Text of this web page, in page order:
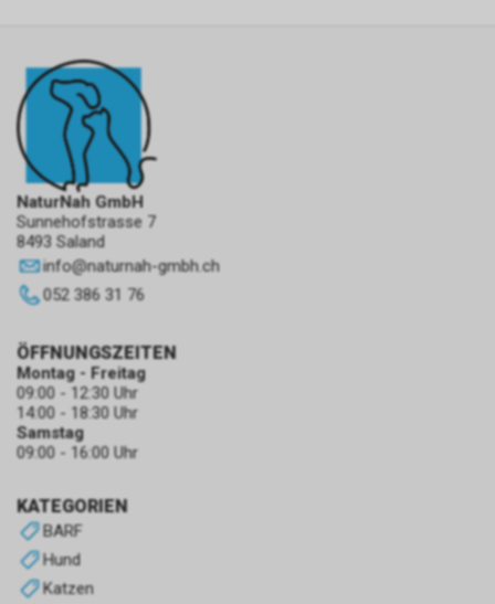
NaturNah GmbH
Sunnehofstrasse 7
8493 Saland
info@naturnah-gmbh.ch
052 386 31 76
KATEGORIEN
BARF
Hund
Katzen
ÖFFNUNGSZEITEN
Montag - Freitag
09:00 - 12:30 Uhr
14:00 - 18:30 Uhr
Samstag
09:00 - 16:00 Uhr